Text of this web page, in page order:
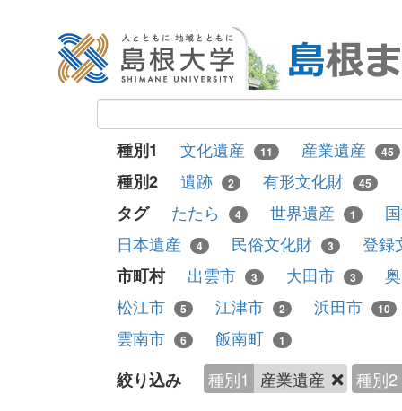
種別1 文化遺産 11 産業遺産 45
種別2 遺跡 2 有形文化財 45
タグ たたら 4 世界遺産 1
日本遺産
4 民俗文化財 3
登録
市町村
出雲市 3 大田市 3
松江市
5 江津市 2 浜田市 10
雲南市 6 飯南町 1
絞り込み 種別1 産業遺産
種別2